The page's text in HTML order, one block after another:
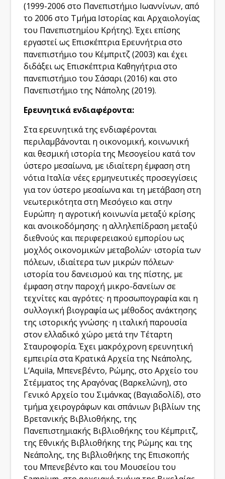
(1999-2006 στο Πανεπιστήμιο Ιωαννίνων, από
το 2006 στο Τμήμα Ιστορίας και Αρχαιολογίας
του Πανεπιστημίου Κρήτης). Έχει επίσης
εργαστεί ως Επισκέπτρια Ερευνήτρια στο
πανεπιστήμιο του Κέμπριτζ (2003) και έχει
διδάξει ως Επισκέπτρια Καθηγήτρια στο
πανεπιστήμιο του Σάσαρι (2016) και στο
Πανεπιστήμιο της Νάπολης (2019).
Ερευνητικά ενδιαφέροντα:
Στα ερευνητικά της ενδιαφέρονται
περιλαμβάνονται η οικονομική, κοινωνική
και θεσμική ιστορία της Μεσογείου κατά τον
ύστερο μεσαίωνα, με ιδιαίτερη έμφαση στη
νότια Ιταλία· νέες ερμηνευτικές προσεγγίσεις
για τον ύστερο μεσαίωνα και τη μετάβαση στη
νεωτερικότητα στη Μεσόγειο και στην
Ευρώπη· η αγροτική κοινωνία μεταξύ κρίσης
και ανοικοδόμησης· η αλληλεπίδραση μεταξύ
διεθνούς και περιφερειακού εμπορίου ως
μοχλός οικονομικών μεταβολών· ιστορία των
πόλεων, ιδιαίτερα των μικρών πόλεων·
ιστορία του δανεισμού και της πίστης, με
έμφαση στην παροχή μικρο-δανείων σε
τεχνίτες και αγρότες· η προσωπογραφία και η
συλλογική βιογραφία ως μέθοδος ανάκτησης
της ιστορικής γνώσης· η ιταλική παρουσία
στον ελλαδικό χώρο μετά την Τέταρτη
Σταυροφορία. Έχει μακρόχρονη ερευνητική
εμπειρία στα Κρατικά Αρχεία της Νεάπολης,
L’Aquila, Μπενεβέντο, Ρώμης, στο Αρχείο του
Στέμματος της Αραγόνας (Βαρκελώνη), στο
Γενικό Αρχείο του Σιμάνκας (Βαγιαδολίδ), στο
τμήμα χειρογράφων και σπάνιων βιβλίων της
Βρετανικής Βιβλιοθήκης, της
Πανεπιστημιακής Βιβλιοθήκης του Κέμπριτζ,
της Εθνικής Βιβλιοθήκης της Ρώμης και της
Νεάπολης, της Βιβλιοθήκης της Επισκοπής
του Μπενεβέντο και του Μουσείου του